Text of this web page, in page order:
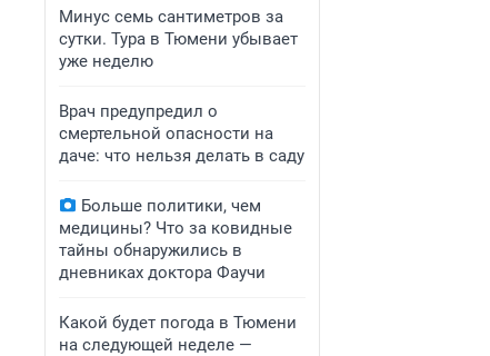
Минус семь сантиметров за
сутки. Тура в Тюмени убывает
уже неделю
Врач предупредил о
смертельной опасности на
даче: что нельзя делать в саду
Больше политики, чем
медицины? Что за ковидные
тайны обнаружились в
дневниках доктора Фаучи
Какой будет погода в Тюмени
на следующей неделе —